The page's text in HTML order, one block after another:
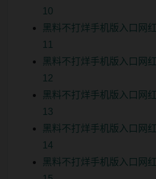
10
黑料不打烊手机版入口网
11
黑料不打烊手机版入口网
12
黑料不打烊手机版入口网
13
黑料不打烊手机版入口网
14
黑料不打烊手机版入口网